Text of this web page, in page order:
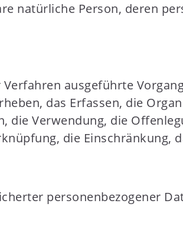
natürliche Person, deren
ausgeführte
das Erfassen, die
die Verwendung, die
die Einschränkung,
personenbezogener